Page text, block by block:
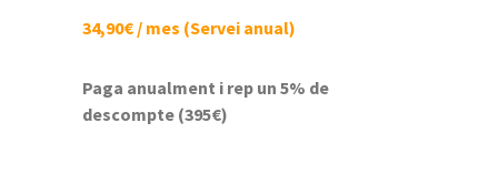
34,90€ / mes (Servei anual)
Paga anualment i rep un 5% de
descompte (395€)